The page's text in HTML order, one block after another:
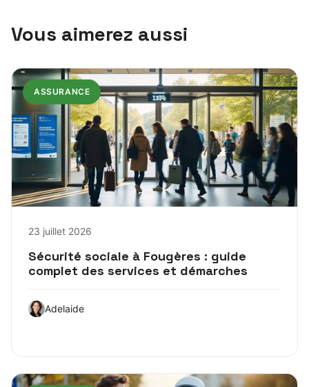
Vous aimerez aussi
ASSURANCE
23 juillet 2026
Sécurité sociale à Fougères : guide
complet des services et démarches
Adelaide